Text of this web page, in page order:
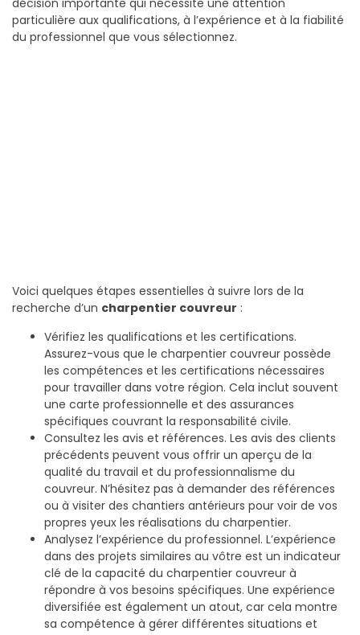
décision importante qui nécessite une attention
particulière aux qualifications, à l’expérience et à la fiabilité
du professionnel que vous sélectionnez.
Voici quelques étapes essentielles à suivre lors de la
recherche d’un charpentier couvreur :
Vérifiez les qualifications et les certifications.
Assurez-vous que le charpentier couvreur possède
les compétences et les certifications nécessaires
pour travailler dans votre région. Cela inclut souvent
une carte professionnelle et des assurances
spécifiques couvrant la responsabilité civile.
Consultez les avis et références. Les avis des clients
précédents peuvent vous offrir un aperçu de la
qualité du travail et du professionnalisme du
couvreur. N’hésitez pas à demander des références
ou à visiter des chantiers antérieurs pour voir de vos
propres yeux les réalisations du charpentier.
Analysez l’expérience du professionnel. L’expérience
dans des projets similaires au vôtre est un indicateur
clé de la capacité du charpentier couvreur à
répondre à vos besoins spécifiques. Une expérience
diversifiée est également un atout, car cela montre
sa compétence à gérer différentes situations et